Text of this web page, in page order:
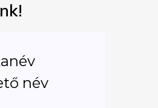
név